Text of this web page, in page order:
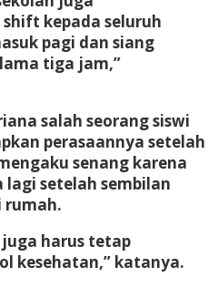
kepada seluruh
pagi dan siang
tiga jam,”
salah seorang siswi
perasaannya setelah
senang karena
setelah sembilan
rumah.
harus tetap
kesehatan,” katanya.